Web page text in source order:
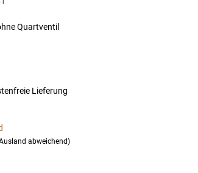
Quartventil
Lieferung
abweichend)